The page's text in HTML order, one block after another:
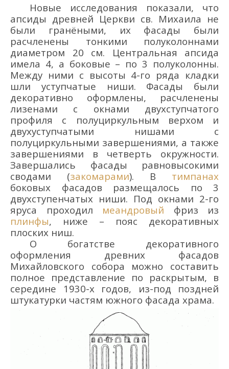
Новые исследования показали, что
апсиды древней Церкви св. Михаила не
были гранёными, их фасады были
расчленены тонкими полуколоннами
диаметром 20 см. Центральная апсида
имела 4, а боковые – по 3 полуколонны.
Между ними с высоты 4-го ряда кладки
шли уступчатые ниши. Фасады были
декоративно оформлены, расчленены
лизенами с окнами двухступчатого
профиля с полуциркульным верхом и
двухуступчатыми нишами с
полуциркульными завершениями, а также
завершениями в четверть окружности.
Завершались фасады равновысокими
сводами (закомарами). В тимпанах
боковых фасадов размещалось по 3
двухступенчатых ниши. Под окнами 2-го
яруса проходил меандровый фриз из
плинфы, ниже – пояс декоративных
плоских ниш.
О богатстве декоративного
оформления древних фасадов
Михайловского собора можно составить
полное представление по раскрытым, в
середине 1930-х годов, из-под поздней
штукатурки частям южного фасада храма.